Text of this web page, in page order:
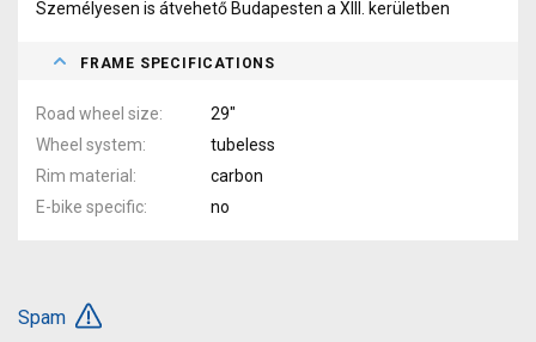
Személyesen is átvehető Budapesten a XIII. kerületben
FRAME SPECIFICATIONS
Road wheel size
29"
Wheel system
tubeless
Rim material
carbon
E-bike specific
no
Spam